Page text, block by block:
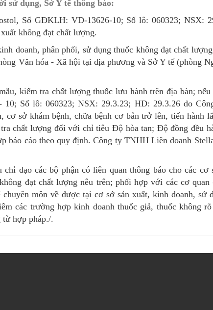
vụ Dược
tài chính
Dân số và Phát triển
trợ xã hội và Trẻ em
đơn vị trực thuộc
NINH
Y TẾ
Phòng chống tệ nạn xã hội
An toàn vệ sinh thực phẩm
Dược và Mỹ phẩm
Phòng bệnh
Tài chính kế toán
Tổ chức cán bộ
Giám định
Nghiên cứu KH & CNTT
sử dụng, Sở Y tế thông báo:
Số GĐKLH: VD-13626-10; Số lô: 060323; NSX:
không đạt chất lượng.
doanh, phân phối, sử dụng thuốc không đạt chất
Văn hóa - Xã hội tại địa phương và Sở Y tế (phòng
kiểm tra chất lượng thuốc lưu hành trên địa bàn;
Số lô: 060323; NSX: 29.3.23; HD: 29.3.26 do
cơ sở khám bệnh, chữa bệnh cơ bản trở lên, tiến hành
chất lượng đối với chỉ tiêu Độ hòa tan; Độ đồng đều
báo cáo theo quy định. Công ty TNHH Liên doanh
đạo các bộ phận có liên quan thông báo cho các cơ
đạt chất lượng nêu trên; phối hợp với các cơ quan
môn về dược tại cơ sở sản xuất, kinh doanh, sử
các trường hợp kinh doanh thuốc giả, thuốc không
từ hợp pháp./.